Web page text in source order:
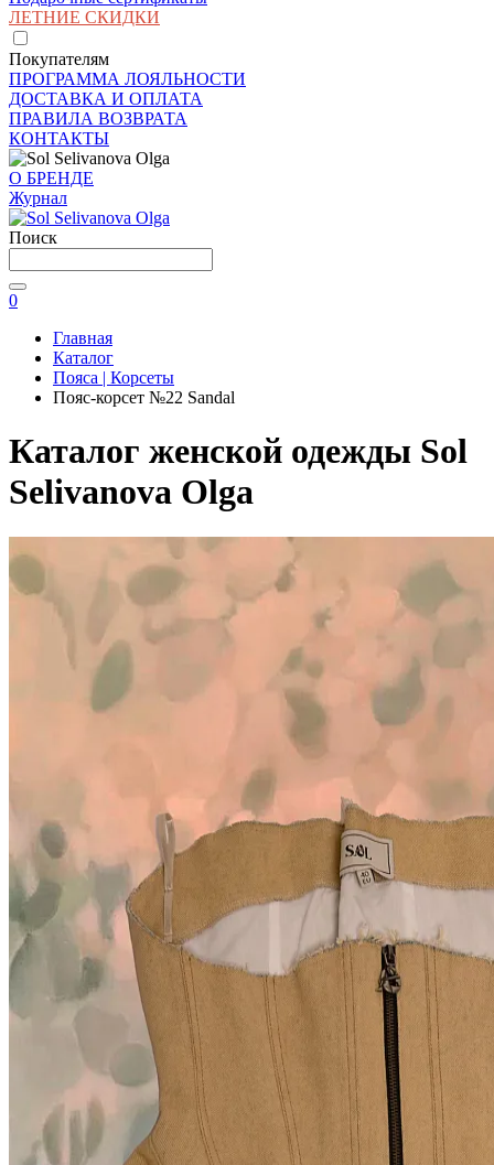
ЛЕТНИЕ СКИДКИ
Покупателям
ПРОГРАММА ЛОЯЛЬНОСТИ
ДОСТАВКА И ОПЛАТА
ПРАВИЛА ВОЗВРАТА
КОНТАКТЫ
О БРЕНДЕ
Журнал
Поиск
0
Главная
Каталог
Пояса | Корсеты
Пояс-корсет №22 Sandal
Каталог женской одежды Sol
Selivanova Olga